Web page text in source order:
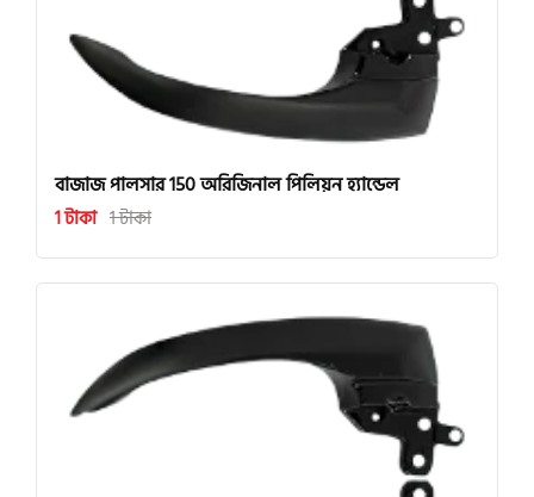
বাজাজ পালসার 150 অরিজিনাল পিলিয়ন হ্যান্ডেল
1 টাকা 1 টাকা